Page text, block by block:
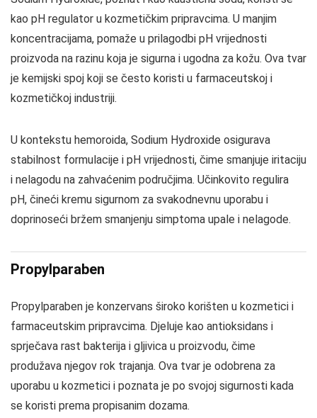
kao pH regulator u kozmetičkim pripravcima. U manjim
koncentracijama, pomaže u prilagodbi pH vrijednosti
proizvoda na razinu koja je sigurna i ugodna za kožu. Ova tvar
je kemijski spoj koji se često koristi u farmaceutskoj i
kozmetičkoj industriji.
U kontekstu hemoroida, Sodium Hydroxide osigurava
stabilnost formulacije i pH vrijednosti, čime smanjuje iritaciju
i nelagodu na zahvaćenim područjima. Učinkovito regulira
pH, čineći kremu sigurnom za svakodnevnu uporabu i
doprinoseći bržem smanjenju simptoma upale i nelagode.
Propylparaben
Propylparaben je konzervans široko korišten u kozmetici i
farmaceutskim pripravcima. Djeluje kao antioksidans i
sprječava rast bakterija i gljivica u proizvodu, čime
produžava njegov rok trajanja. Ova tvar je odobrena za
uporabu u kozmetici i poznata je po svojoj sigurnosti kada
se koristi prema propisanim dozama.